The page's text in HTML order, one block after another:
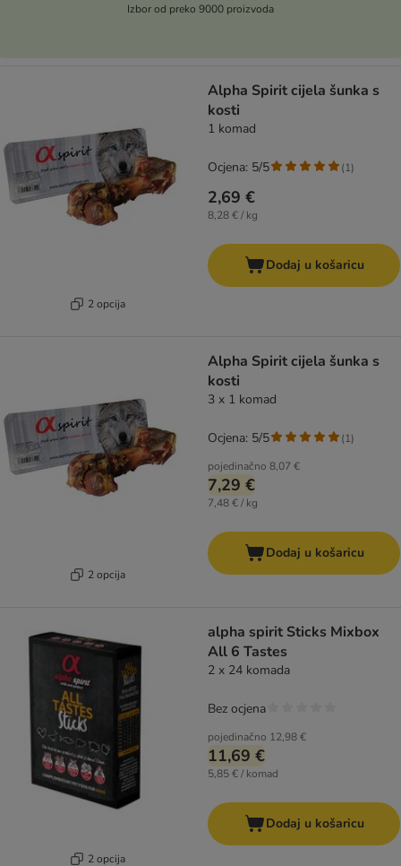
Izbor od preko 9000 proizvoda
2 opcija
Alpha Spirit cijela šunka s
kosti
1 komad
2,69 €
8,28 € / kg
Ocjena: 5/5 (1)
Dodaj u košaricu
2 opcija
Alpha Spirit cijela šunka s
kosti
3 x 1 komad
pojedinačno 8,07 €
7,29 €
7,48 € / kg
Ocjena: 5/5 (1)
Dodaj u košaricu
2 opcija
alpha spirit Sticks Mixbox
All 6 Tastes
2 x 24 komada
pojedinačno 12,98 €
11,69 €
5,85 € / komad
Bez ocjena
Dodaj u košaricu